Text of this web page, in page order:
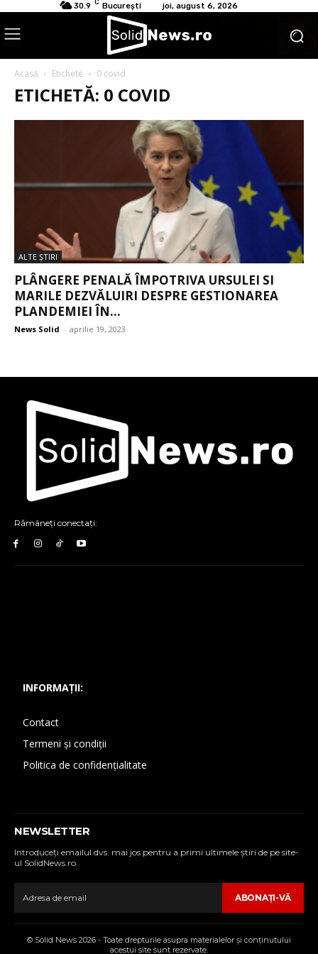
30.9 C București joi, august 6, 2026
Acasă Etichete 0 covid
ETICHETĂ: 0 COVID
ALTE ŞTIRI
PLÂNGERE PENALĂ ÎMPOTRIVA URSULEI SI
MARILE DEZVĂLUIRI DESPRE GESTIONAREA
PLANDEMIEI ÎN...
News Solid - aprilie 19, 2023
Rămâneți conectați:
INFORMAȚII:
Contact
Termeni și condiții
Politica de confidențialitate
NEWSLETTER
Introduceţi emailul dvs. mai jos pentru a primi ultimele ştiri de pe site-
ul SolidNews.ro
ABONAŢI-VĂ
© Solid News 2026 - Toate drepturile asupra materialelor şi conţinutului
acestui site sunt rezervate.